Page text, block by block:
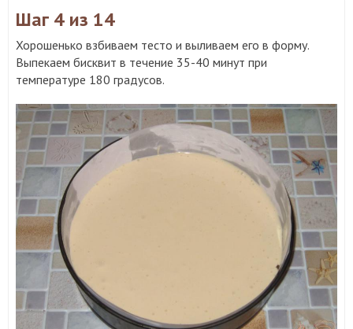
Шаг 4 из 14
Хорошенько взбиваем тесто и выливаем его в форму.
Выпекаем бисквит в течение 35-40 минут при
температуре 180 градусов.